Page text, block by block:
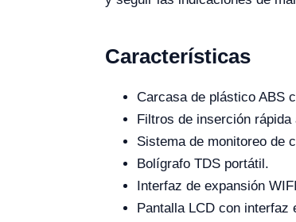
Características
Carcasa de plástico ABS
Filtros de inserción
Sistema de monitoreo de
Bolígrafo TDS portátil.
Interfaz de expansión
Pantalla LCD con interfaz